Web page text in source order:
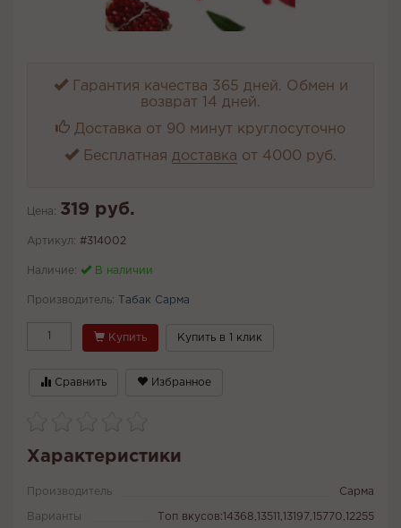
Гарантия качества 365 дней. Обмен и
возврат 14 дней.
Доставка от 90 минут круглосуточно
Бесплатная доставка от 4000 руб.
Цена: 319 руб.
Артикул: #314002
Наличие: В наличии
Производитель: Табак Сарма
Купить Купить в 1 клик
Сравнить Избранное
Характеристики
Производитель Сарма
Варианты Топ вкусов:14368,13511,13197,15770,12255